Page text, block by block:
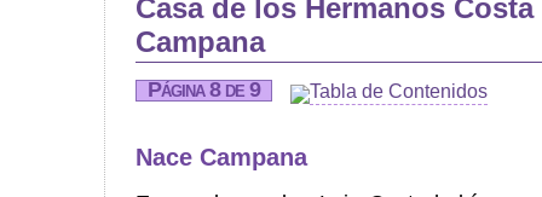
Casa de los Hermanos
Campana
Página 8 de 9 Tabla de Contenidos
Nace Campana